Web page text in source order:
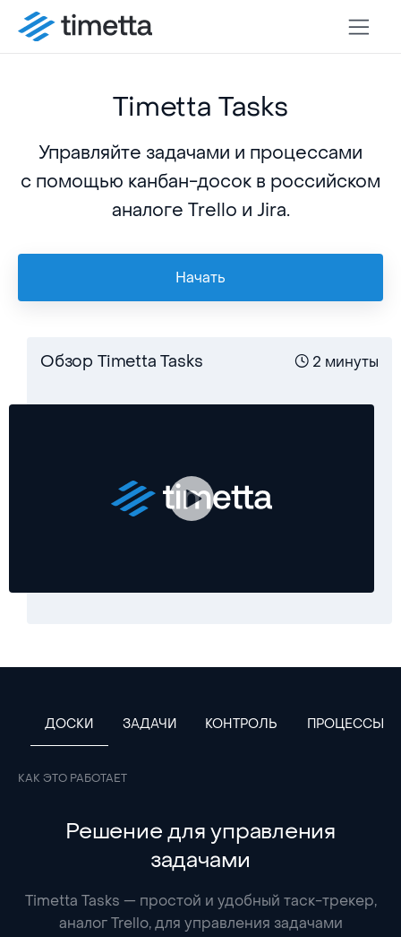
Timetta Tasks
Управляйте задачами и процессами
с помощью канбан-досок в российском
аналоге Trello и Jira.
Начать
Обзор Timetta Tasks 2 минуты
ДОСКИ ЗАДАЧИ КОНТРОЛЬ ПРОЦЕССЫ
КАК ЭТО РАБОТАЕТ
Решение для управления
задачами
Timetta Tasks — простой и удобный таск-трекер,
аналог Trello, для управления задачами